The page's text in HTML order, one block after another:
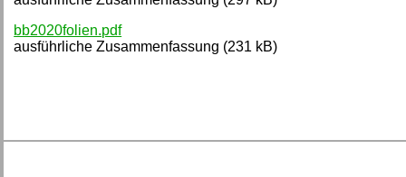
bb2020folien.pdf
ausführliche Zusammenfassung (231 kB)